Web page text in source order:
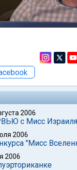
2006
с Мисс Израиля
2006
"Мисс
2006